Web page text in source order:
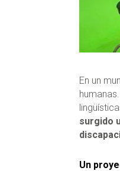
En un
surgido
Un